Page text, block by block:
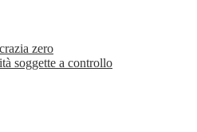
zero
soggette a controllo